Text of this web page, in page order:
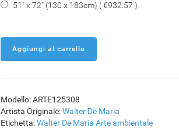
51" x 72" (130 x 183cm) ( €932.57 )
Modello: ARTE125308
Artista Originale:Walter De Maria
Etichetta:Walter De Maria Arte ambientale